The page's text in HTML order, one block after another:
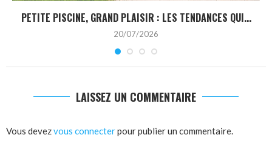
PETITE PISCINE, GRAND PLAISIR : LES TENDANCES QUI...
20/07/2026
LAISSEZ UN COMMENTAIRE
Vous devezvous connecterpour publier un commentaire.